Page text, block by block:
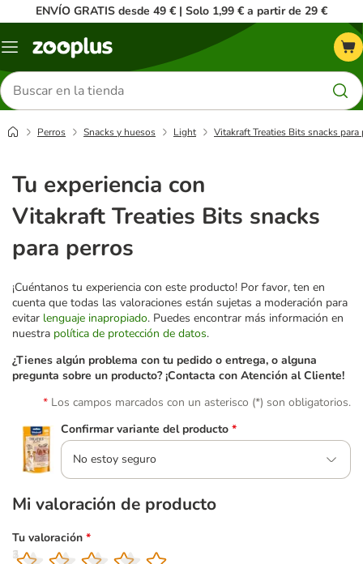
ENVÍO GRATIS desde 49 € | Solo 1,99 € a partir de 29 €
Menú
Buscar
productos
Perros Snacks y huesos Light Vitakraft Treaties Bits snacks para
Tu experiencia con
Vitakraft Treaties Bits snacks
para perros
¡Cuéntanos tu experiencia con este producto! Por favor, ten en
cuenta que todas las valoraciones están sujetas a moderación para
evitar lenguaje inapropiado. Puedes encontrar más información en
nuestra política de protección de datos.
¿Tienes algún problema con tu pedido o entrega, o alguna
pregunta sobre un producto? ¡Contacta con Atención al Cliente!
Los campos marcados con un asterisco (*) son obligatorios.
Confirmar variante del producto *
No estoy seguro
Mi valoración de producto
Tu valoración *
1
2
3
4
5